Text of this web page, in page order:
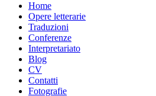
Home
Opere letterarie
Traduzioni
Conferenze
Interpretariato
Blog
CV
Contatti
Fotografie